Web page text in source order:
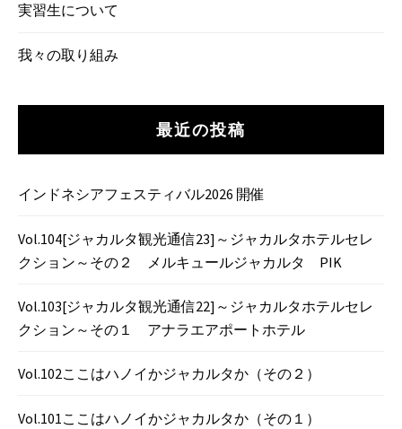
実習生について
我々の取り組み
最近の投稿
インドネシアフェスティバル2026 開催
Vol.104[ジャカルタ観光通信23]～ジャカルタホテルセレ
クション～その２ メルキュールジャカルタ PIK
Vol.103[ジャカルタ観光通信22]～ジャカルタホテルセレ
クション～その１ アナラエアポートホテル
Vol.102ここはハノイかジャカルタか（その２）
Vol.101ここはハノイかジャカルタか（その１）